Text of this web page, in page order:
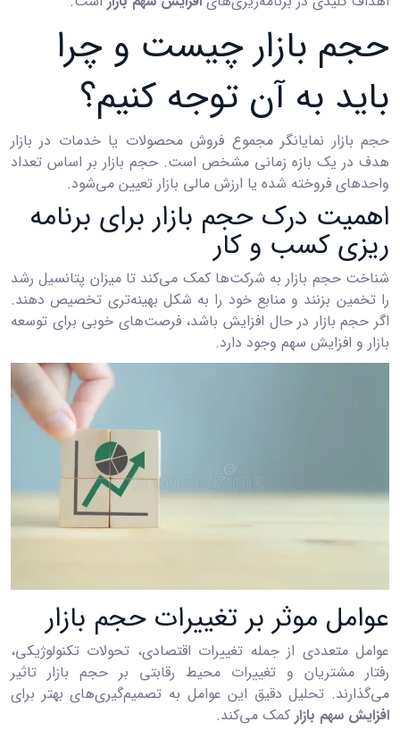
حجم بازار چیست و چرا
باید به آن توجه کنیم؟
حجم بازار نمایانگر مجموع فروش محصولات یا خدمات در بازار
هدف در یک بازه زمانی مشخص است. حجم بازار بر اساس تعداد
واحدهای فروخته شده یا ارزش مالی بازار تعیین می‌شود.
اهمیت درک حجم بازار برای برنامه
‌ریزی کسب ‌و کار
شناخت حجم بازار به شرکت‌ها کمک می‌کند تا میزان پتانسیل رشد
را تخمین بزنند و منابع خود را به شکل بهینه‌تری تخصیص دهند.
اگر حجم بازار در حال افزایش باشد، فرصت‌های خوبی برای توسعه
بازار و افزایش سهم وجود دارد.
عوامل موثر بر تغییرات حجم بازار
عوامل متعددی از جمله تغییرات اقتصادی، تحولات تکنولوژیکی،
رفتار مشتریان و تغییرات محیط رقابتی بر حجم بازار تاثیر
می‌گذارند. تحلیل دقیق این عوامل به تصمیم‌گیری‌های بهتر برای
افزایش سهم بازار کمک می‌کند.